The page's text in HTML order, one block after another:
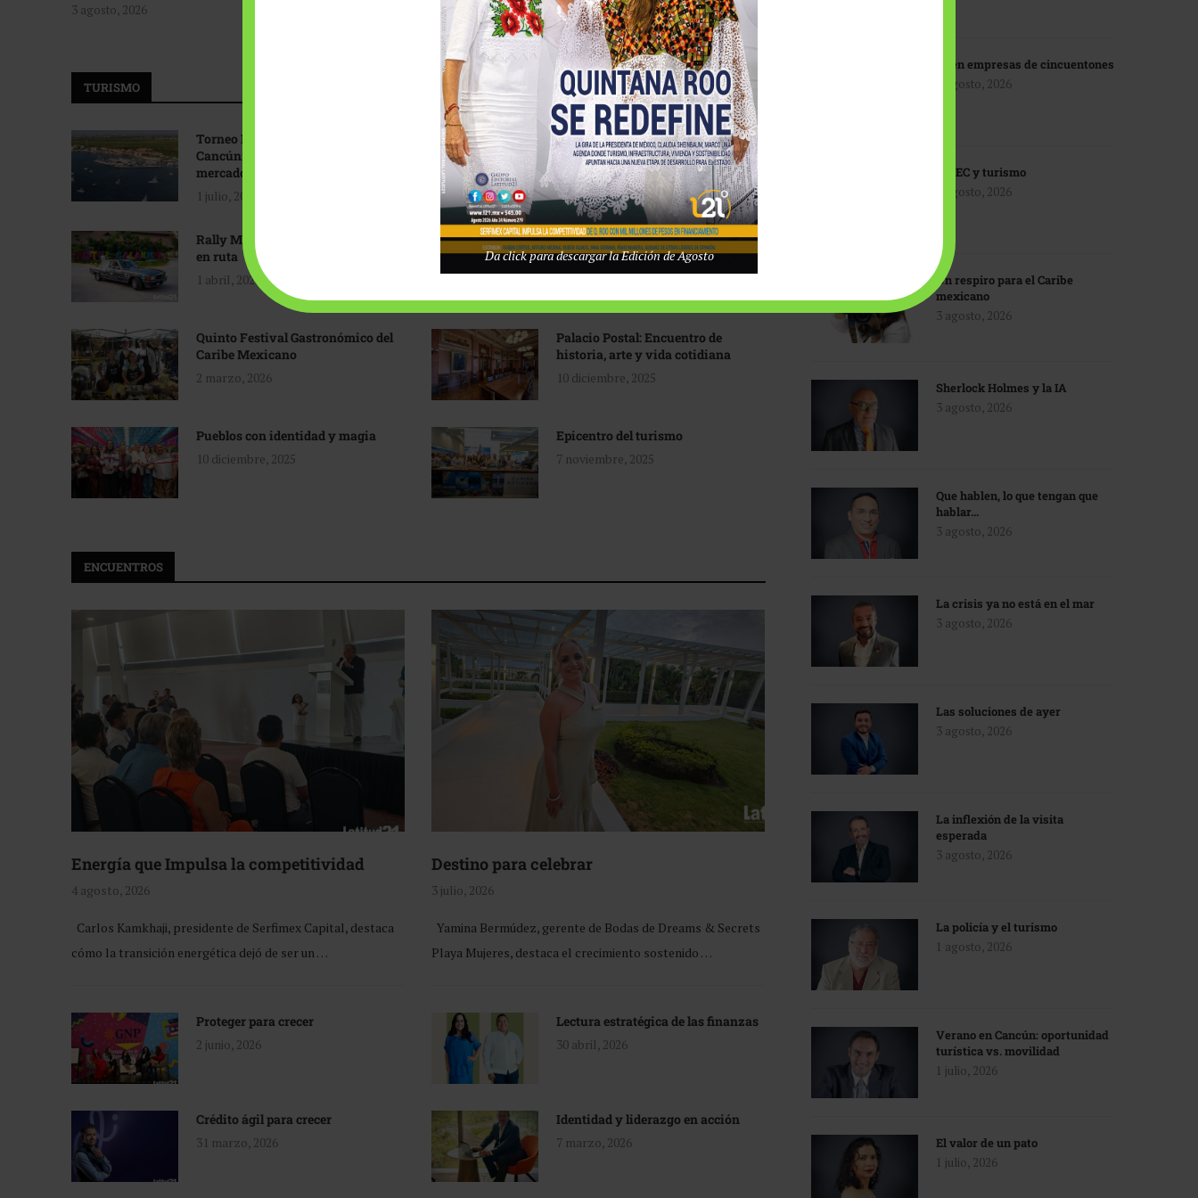
3 agosto, 2026
Tecnológico de Monterrey
3 agosto, 2026
TURISMO
Torneo Internacional de Pesca
Cancún: Navegando hacia nuevos
mercados
1 julio, 2026
Promoción turística con visión
1 abril, 2026
Rally Maya: Herencia automotriz
en ruta
1 abril, 2026
Industria global en
reconfiguración
31 marzo, 2026
Quinto Festival Gastronómico del
Caribe Mexicano
2 marzo, 2026
Palacio Postal: Encuentro de
historia, arte y vida cotidiana
10 diciembre, 2025
Pueblos con identidad y magia
10 diciembre, 2025
Epicentro del turismo
7 noviembre, 2025
ENCUENTROS
Energía que Impulsa la competitividad
4 agosto, 2026
Carlos Kamkhaji, presidente de Serfimex Capital, destaca
cómo la transición energética dejó de ser un …
Destino para celebrar
3 julio, 2026
Yamina Bermúdez, gerente de Bodas de Dreams & Secrets
Playa Mujeres, destaca el crecimiento sostenido …
Proteger para crecer
2 junio, 2026
Lectura estratégica de las finanzas
30 abril, 2026
Crédito ágil para crecer
31 marzo, 2026
Identidad y liderazgo en acción
7 marzo, 2026
IA en empresas de cincuentones
3 agosto, 2026
TMEC y turismo
3 agosto, 2026
Un respiro para el Caribe
mexicano
3 agosto, 2026
Sherlock Holmes y la IA
3 agosto, 2026
Que hablen, lo que tengan que
hablar…
3 agosto, 2026
La crisis ya no está en el mar
3 agosto, 2026
Las soluciones de ayer
3 agosto, 2026
La inflexión de la visita
esperada
3 agosto, 2026
La policía y el turismo
1 agosto, 2026
Verano en Cancún: oportunidad
turística vs. movilidad
1 julio, 2026
El valor de un pato
1 julio, 2026
Da click para descargar la Edición de Agosto